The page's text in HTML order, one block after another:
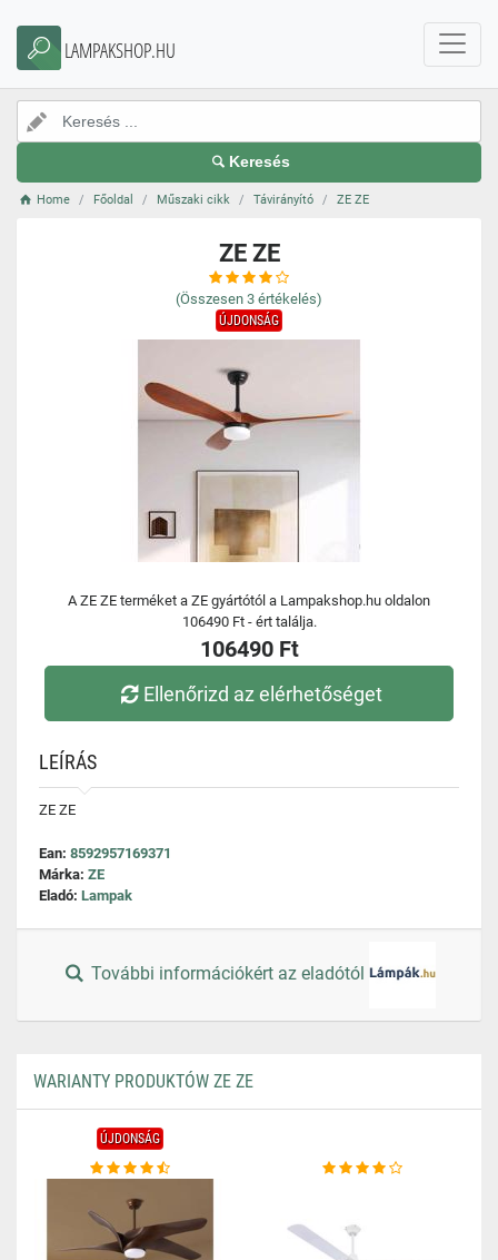
LAMPAKSHOP.HU
Keresés
Home Főoldal Műszaki cikk Távirányító ZE ZE
ZE ZE
(Összesen 3 értékelés)
ÚJDONSÁG
A ZE ZE terméket a ZE gyártótól a Lampakshop.hu oldalon
106490 Ft - ért találja.
106490 Ft
Ellenőrizd az elérhetőséget
LEÍRÁS
ZE ZE
Ean: 8592957169371
Márka: ZE
Eladó: Lampak
További információkért az eladótól
WARIANTY PRODUKTÓW ZE ZE
ÚJDONSÁG